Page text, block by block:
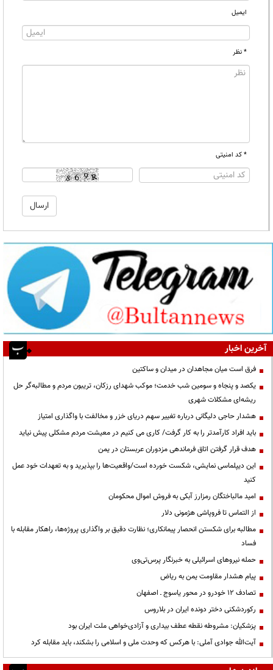
ایمیل
* نظر
* کد امنیتی
آخرین اخبار
فرق است میان مجاهدان در میدان و ساکتین
یکصد و پنجاه و سومین شب خدمت؛ موکب شهدای رزکان، تریبون مردم و مطالبه‌گر حل
ریشه‌ای مشکلات شهری
هشدار حاجی دلیگانی درباره تغییر سهم دریای خزر و مخالفت با واگذاری امتیاز
باید افراد کارآمدتر را به کار گرفت/ کاری می کنیم در معیشت مردم مشکلی پیش نیاید
هدف قرار گرفتن اتاق‌ فرماندهی مزدوران عربستان در یمن
این دیپلماسی نمایشی، شکست خورده است/واقعیت‌ها را بپذیرید و به تعهدات خود عمل
کنید
امید مالباختگان رمزارز آبکی به فروش اموال محکومان
از التماس تا فروپاشی هژمونی دلار
مطالبه برای شکستن انحصار پیمانکاری؛ نظارت دقیق بر واگذاری پروژه‌ها، راهکار مقابله با
فساد
حمله نیروهای اسرائیلی به خبرنگار پرس‌تی‌وی
پیام هشدار مقاومت یمن به ریاض
تصادف ۱۲ خودرو در محور یاسوج ـ اصفهان
رکوردشکنی دختر دونده ایران در بلاروس
پزشکیان: مشروطه نقطه عطف بیداری و آزادی‌خواهی ملت ایران بود
آیت‌الله جوادی آملی: با هرکس که وحدت ملی و اسلامی را بشکند، باید مقابله کرد